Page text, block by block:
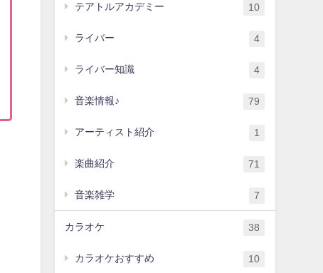
テアトルアカデミー 10
ライバー 4
ライバー知識 4
音楽情報♪ 79
アーティスト紹介 1
楽曲紹介 71
音楽雑学 7
カラオケ 38
カラオケおすすめ 10